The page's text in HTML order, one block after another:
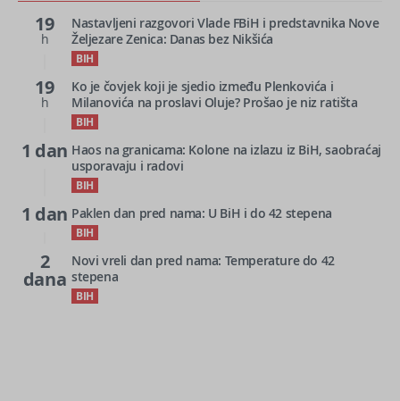
19
h
Nastavljeni razgovori Vlade FBiH i predstavnika Nove
Željezare Zenica: Danas bez Nikšića
BIH
19
h
Ko je čovjek koji je sjedio između Plenkovića i
Milanovića na proslavi Oluje? Prošao je niz ratišta
BIH
1 dan Haos na granicama: Kolone na izlazu iz BiH, saobraćaj
usporavaju i radovi
BIH
1 dan Paklen dan pred nama: U BiH i do 42 stepena
BIH
2
dana
Novi vreli dan pred nama: Temperature do 42
stepena
BIH